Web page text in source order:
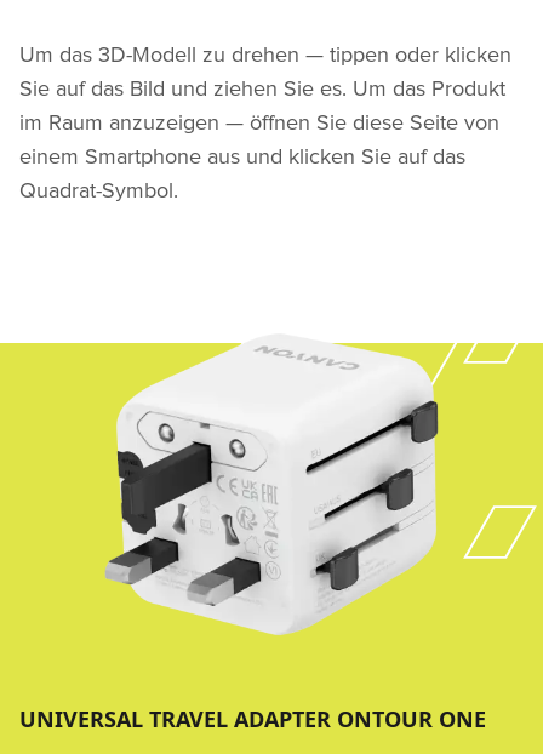
Um das 3D-Modell zu drehen — tippen oder klicken
Sie auf das Bild und ziehen Sie es. Um das Produkt
im Raum anzuzeigen — öffnen Sie diese Seite von
einem Smartphone aus und klicken Sie auf das
Quadrat-Symbol.
UNIVERSAL TRAVEL ADAPTER ONTOUR ONE